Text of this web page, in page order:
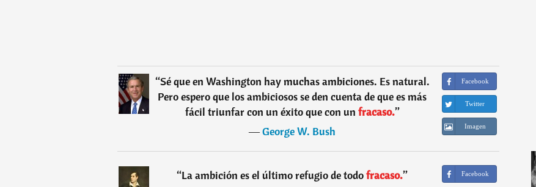
“Sé que en Washington hay muchas ambiciones. Es natural.
Pero espero que los ambiciosos se den cuenta de que es más
fácil triunfar con un éxito que con un fracaso.”
―George W. Bush
Facebook
Twitter
Imagen
“La ambición es el último refugio de todofracaso.”
Facebook